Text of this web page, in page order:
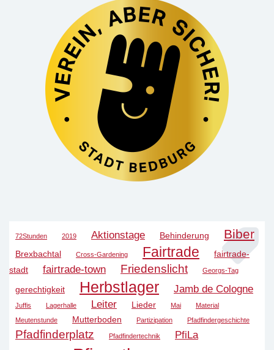
72Stunden 2019 Aktionstage Behinderung Biber
Brexbachtal Cross-Gardening Fairtrade
fairtrade-
stadt
fairtrade-town Friedenslicht Georgs-Tag
gerechtigkeit Herbstlager Jamb de Cologne
Juffis Lagerhalle Leiter Lieder Mai
Material
Meutenstunde
Mutterboden Partizipation Pfadfindergeschichte
Pfadfinderplatz Pfadfindertechnik
PfiLa